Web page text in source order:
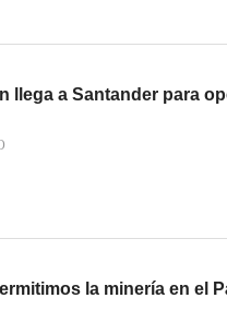
llega a Santander para
la minería en el